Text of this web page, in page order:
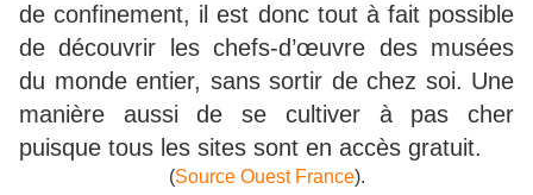
deconfinement, il est donc tout à fait possible
de découvrir les chefs-d’œuvre des musées
du monde entier, sans sortir de chez soi. Une
manière aussi de se cultiver à pas cher
puisque tous les sites sont en accès gratuit.
(Source Ouest France).